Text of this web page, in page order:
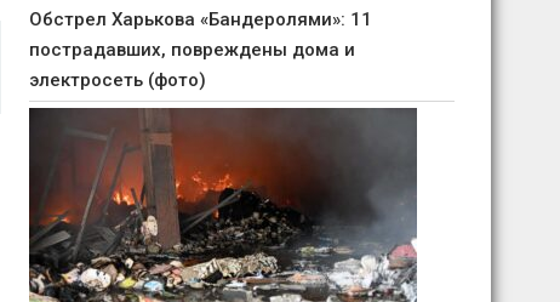
Обстрел Харькова «Бандеролями»: 11
пострадавших, повреждены дома и
электросеть (фото)